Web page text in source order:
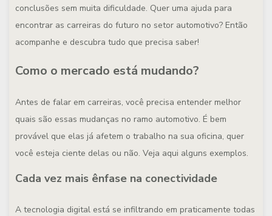
conclusões sem muita dificuldade. Quer uma ajuda para
encontrar as carreiras do futuro no setor automotivo? Então
acompanhe e descubra tudo que precisa saber!
Como o mercado está mudando?
Antes de falar em carreiras, você precisa entender melhor
quais são essas mudanças no ramo automotivo. É bem
provável que elas já afetem o trabalho na sua oficina, quer
você esteja ciente delas ou não. Veja aqui alguns exemplos.
Cada vez mais ênfase na conectividade
A tecnologia digital está se infiltrando em praticamente todas